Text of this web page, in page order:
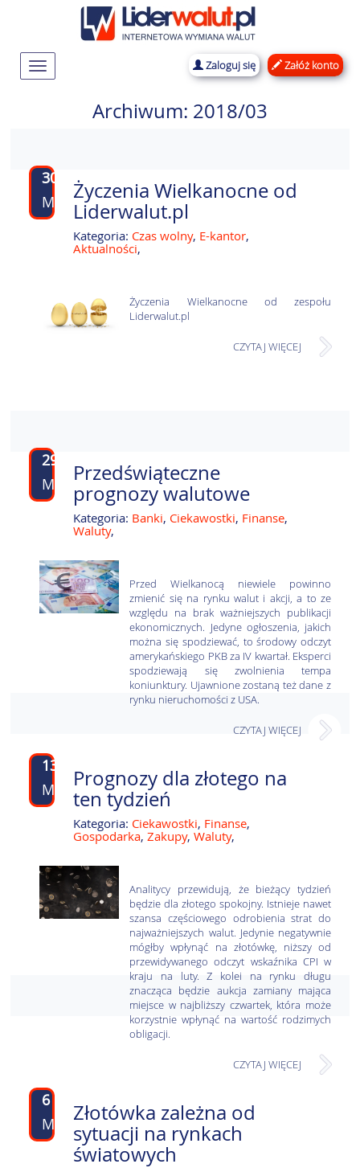
Rozwiń
nawigację
Zaloguj się Załóż konto
Archiwum: 2018/03
30
MAR Życzenia Wielkanocne od
Liderwalut.pl
Kategoria: Czas wolny, E-kantor,
Aktualności,
Życzenia Wielkanocne od zespołu
Liderwalut.pl
CZYTAJ WIĘCEJ
29
MAR
Przedświąteczne
prognozy walutowe
Kategoria: Banki, Ciekawostki, Finanse,
Waluty,
Przed Wielkanocą niewiele powinno
zmienić się na rynku walut i akcji, a to ze
względu na brak ważniejszych publikacji
ekonomicznych. Jedyne ogłoszenia, jakich
można się spodziewać, to środowy odczyt
amerykańskiego PKB za IV kwartał. Eksperci
spodziewają się zwolnienia tempa
koniunktury. Ujawnione zostaną też dane z
rynku nieruchomości z USA.
CZYTAJ WIĘCEJ
13
MAR
Prognozy dla złotego na
ten tydzień
Kategoria: Ciekawostki, Finanse,
Gospodarka, Zakupy, Waluty,
Analitycy przewidują, że bieżący tydzień
będzie dla złotego spokojny. Istnieje nawet
szansa częściowego odrobienia strat do
najważniejszych walut. Jedynie negatywnie
mógłby wpłynąć na złotówkę, niższy od
przewidywanego odczyt wskaźnika CPI w
kraju na luty. Z kolei na rynku długu
znacząca będzie aukcja zamiany mająca
miejsce w najbliższy czwartek, która może
korzystnie wpłynąć na wartość rodzimych
obligacji.
CZYTAJ WIĘCEJ
6
MAR Złotówka zależna od
sytuacji na rynkach
światowych